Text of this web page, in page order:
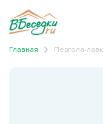
Главная Пергола-